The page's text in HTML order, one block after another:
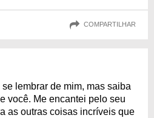
COMPARTILHAR
lembrar de mim, mas saiba
você. Me encantei pelo seu
as outras coisas incríveis que